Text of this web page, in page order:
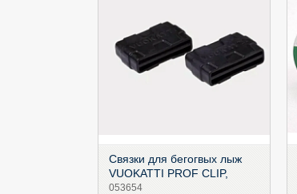
Связки для бегогвых лыж
VUOKATTI PROF CLIP,
053654